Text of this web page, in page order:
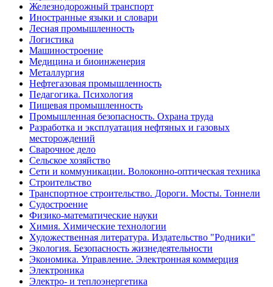
Железнодорожный транспорт
Иностранные языки и словари
Лесная промышленность
Логистика
Машиностроение
Медицина и биоинженерия
Металлургия
Нефтегазовая промышленность
Педагогика. Психология
Пищевая промышленность
Промышленная безопасность. Охрана труда
Разработка и эксплуатация нефтяных и газовых
месторождений
Сварочное дело
Сельское хозяйство
Сети и коммуникации. Волоконно-оптическая техника
Строительство
Транспортное строительство. Дороги. Мосты. Тоннели
Судостроение
Физико-математические науки
Химия. Химические технологии
Художественная литература. Издательство "Родники"
Экология. Безопасность жизнедеятельности
Экономика. Управление. Электронная коммерция
Электроника
Электро- и теплоэнергетика